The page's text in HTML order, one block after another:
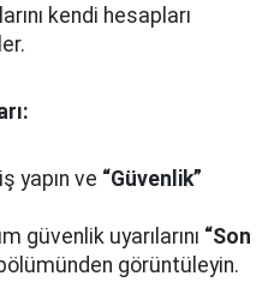
kendi hesapları
yapın ve “Güvenlik”
güvenlik uyarılarını “Son
görüntüleyin.